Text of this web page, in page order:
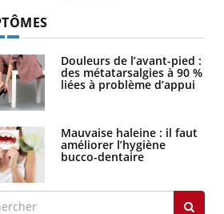
Douleurs de l’avant-pied :
des métatarsalgies à 90 %
liées à problème d’appui
Mauvaise haleine : il faut
améliorer l’hygiène
bucco-dentaire